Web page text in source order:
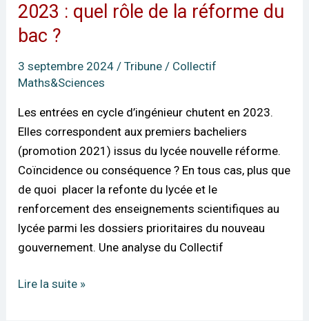
2023 : quel rôle de la réforme du
bac ?
3 septembre 2024 /Tribune / Collectif
Maths&Sciences
Les entrées en cycle d’ingénieur chutent en 2023.
Elles correspondent aux premiers bacheliers
(promotion 2021) issus du lycée nouvelle réforme.
Coïncidence ou conséquence ? En tous cas, plus que
de quoi placer la refonte du lycée et le
renforcement des enseignements scientifiques au
lycée parmi les dossiers prioritaires du nouveau
gouvernement. Une analyse du Collectif
–
Décrochage
inscrits
cycle
ingénieur en
2023
:
quel
rôle
de
la
du
Lire la suite »